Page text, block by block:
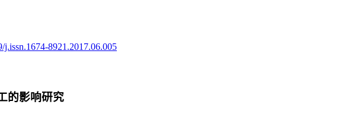
j.issn.1674-8921.2017.06.005
的影响研究